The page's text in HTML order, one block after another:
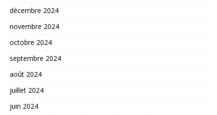
décembre 2024
novembre 2024
octobre 2024
septembre 2024
août 2024
juillet 2024
juin 2024